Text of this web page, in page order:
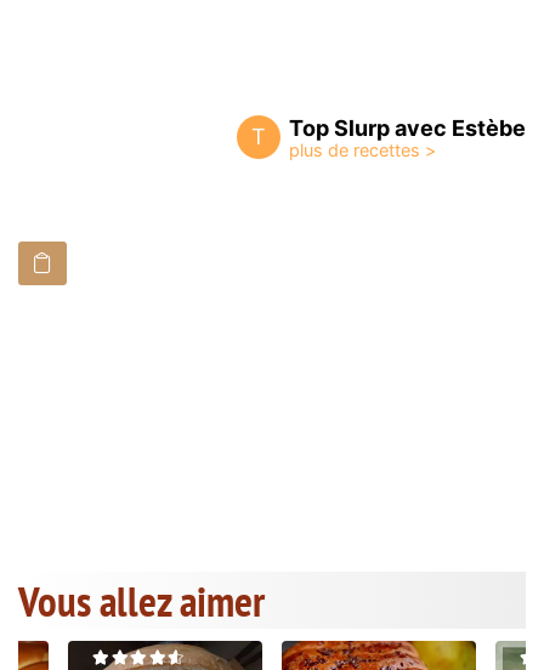
T Top Slurp avec Estèbe
Vous allez aimer